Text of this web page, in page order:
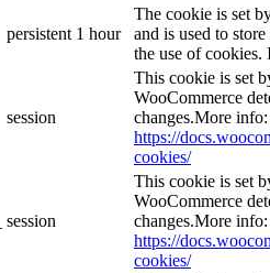
persistent 1 hour
The cookie is set
and is used to
the use of cookies.
session
This cookie is set
WooCommerce
changes.More info:
https://
cookies/
session
This cookie is set
WooCommerce
changes.More info:
https://
cookies/